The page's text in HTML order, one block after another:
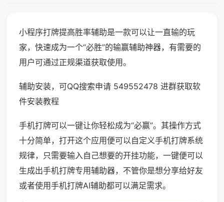
小程序打牌提高胜率辅助是一款可以让一直输的玩
家，快速成为一个“必胜”的输赢辅助神器，有需要的
用户可通过正规渠道获取使用。
辅助安装，可QQ搜索申请 549552478 进群获取软
件安装教程
手机打牌可以一键让你轻松成为“必赢”。其操作方式
十分简单，打开这个应用便可以自定义手机打牌系统
规律，只需要输入自己想要的开挂功能，一键便可以
生成出手机打牌专用辅助器，不管你是想分享给好友
或者使用手机打牌AI辅助都可以满足需求。